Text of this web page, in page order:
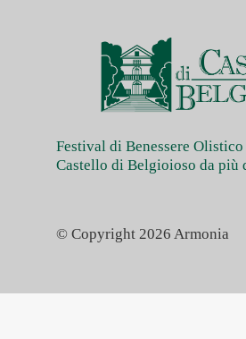
Festival di Benessere
Castello di Belgioioso da più
© Copyright 2026 Armonia